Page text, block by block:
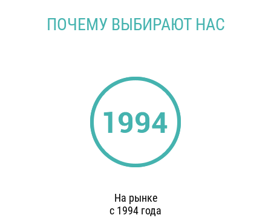
ПОЧЕМУ ВЫБИРАЮТ НАС
На рынке
с 1994 года